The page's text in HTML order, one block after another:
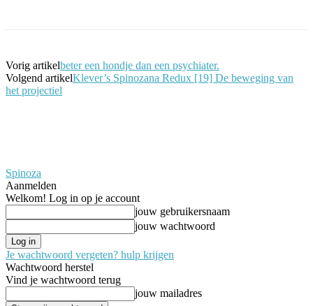
Vorig artikelbeter een hondje dan een psychiater.
Volgend artikelKlever’s Spinozana Redux [19] De beweging van
het projectiel
Spinoza
Aanmelden
Welkom! Log in op je account
jouw gebruikersnaam
jouw wachtwoord
Je wachtwoord vergeten? hulp krijgen
Wachtwoord herstel
Vind je wachtwoord terug
jouw mailadres